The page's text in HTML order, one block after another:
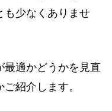
も少なくありませ
最適かどうかを見直
紹介します。